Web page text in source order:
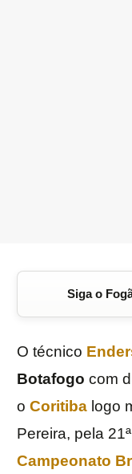
Siga o
O técnico
Botafogo com
o Coritiba logo
Pereira, pela
Campeonato